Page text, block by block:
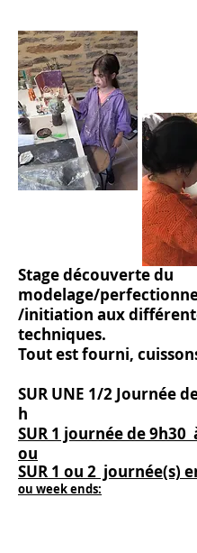
Stage découverte du
modelage/
/initiation aux
techniques.
Tout estfourni,
SUR UNE 1/2 Journée
h
SUR 1 journée de 9h30
ou
SUR 1 ou 2 journée(s)
ou week ends: